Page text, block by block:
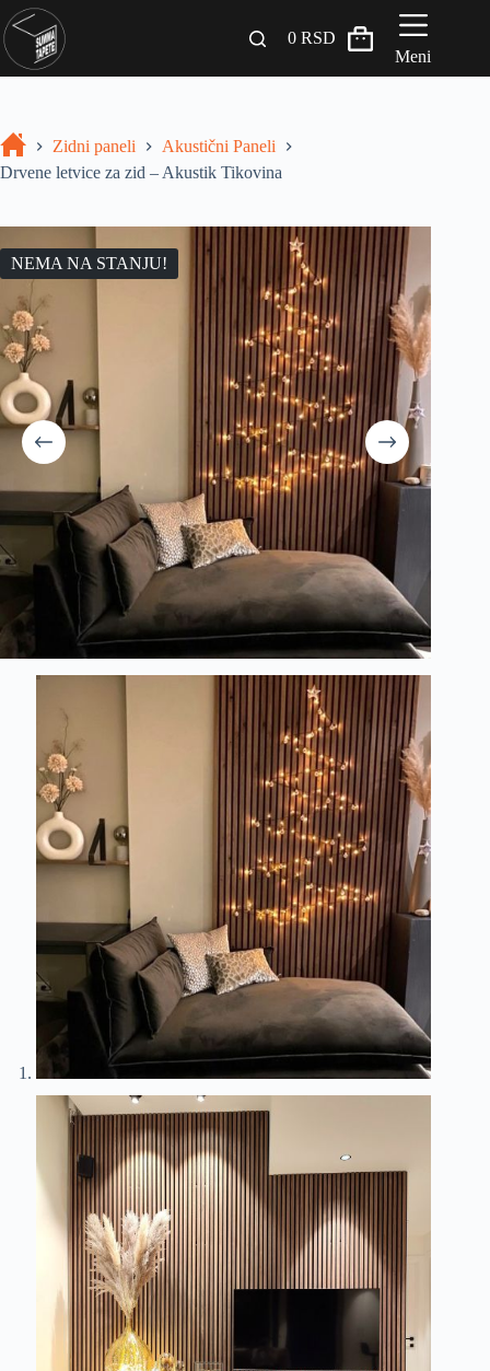
Drveni Pregradni Zidovi i Police
Građevinski materijali
INSPIRACIJA I IDEJE
+381 65 558 4000
0RSD
Meni
Zidni paneli
Akustični Paneli
Drvene letvice za zid – Akustik Tikovina
NEMA NA STANJU!